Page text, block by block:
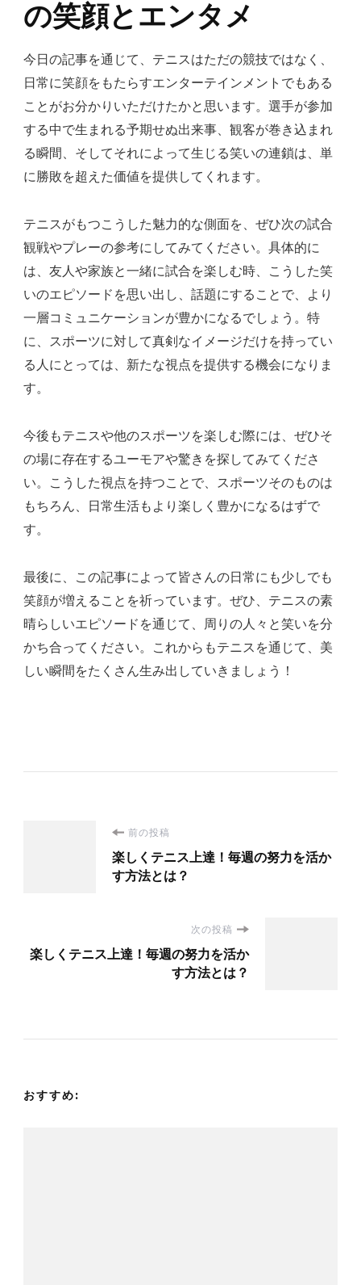
の笑顔とエンタメ
今日の記事を通じて、テニスはただの競技ではなく、
日常に笑顔をもたらすエンターテインメントでもある
ことがお分かりいただけたかと思います。選手が参加
する中で生まれる予期せぬ出来事、観客が巻き込まれ
る瞬間、そしてそれによって生じる笑いの連鎖は、単
に勝敗を超えた価値を提供してくれます。
テニスがもつこうした魅力的な側面を、ぜひ次の試合
観戦やプレーの参考にしてみてください。具体的に
は、友人や家族と一緒に試合を楽しむ時、こうした笑
いのエピソードを思い出し、話題にすることで、より
一層コミュニケーションが豊かになるでしょう。特
に、スポーツに対して真剣なイメージだけを持ってい
る人にとっては、新たな視点を提供する機会になりま
す。
今後もテニスや他のスポーツを楽しむ際には、ぜひそ
の場に存在するユーモアや驚きを探してみてくださ
い。こうした視点を持つことで、スポーツそのものは
もちろん、日常生活もより楽しく豊かになるはずで
す。
最後に、この記事によって皆さんの日常にも少しでも
笑顔が増えることを祈っています。ぜひ、テニスの素
晴らしいエピソードを通じて、周りの人々と笑いを分
かち合ってください。これからもテニスを通じて、美
しい瞬間をたくさん生み出していきましょう！
ビ
ー
前の投稿
楽しくテニス上達！毎週の努力を活か
す方法とは？
次の投稿
楽しくテニス上達！毎週の努力を活か
す方法とは？
おすすめ: